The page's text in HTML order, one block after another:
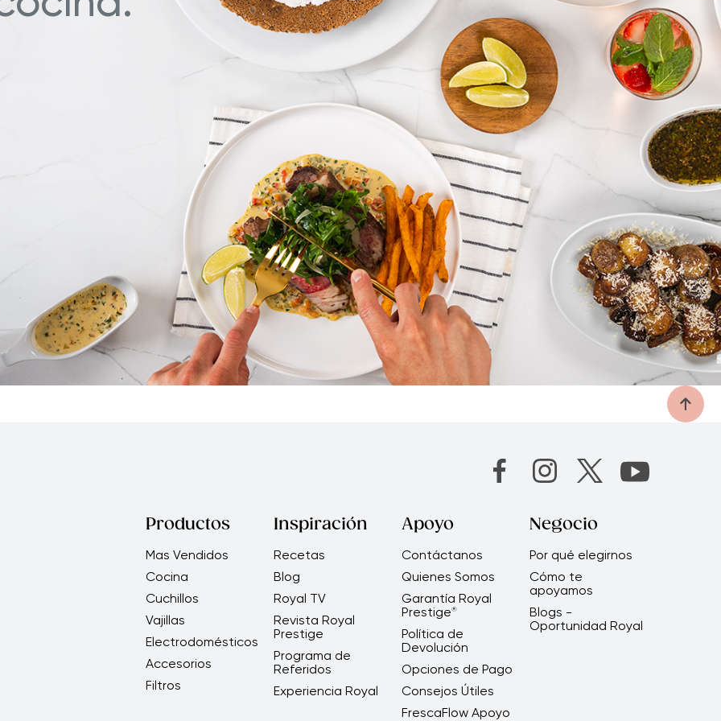
Power Blender Max Extractor de Jugos Royal Prestige
nuestras deliciosas recetas Descubre Más con Nuestros Blogs
Productos
Mas Vendidos
Cocina
Cuchillos
Vajillas
Electrodomésticos
Accesorios
Filtros
Inspiración
Recetas
Blog
Royal TV
Revista Royal
Prestige
Programa de
Referidos
Experiencia Royal
Apoyo
Contáctanos
Quienes Somos
Garantía Royal
Prestige®
Política de
Devolución
Opciones de Pago
Consejos Útiles
FrescaFlow Apoyo
Negocio
Por qué elegirnos
Cómo te
apoyamos
Blogs -
Oportunidad Royal